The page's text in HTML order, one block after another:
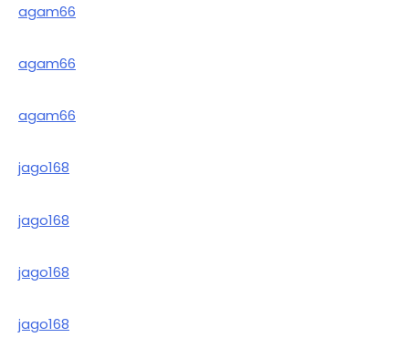
agam66
agam66
agam66
jago168
jago168
jago168
jago168